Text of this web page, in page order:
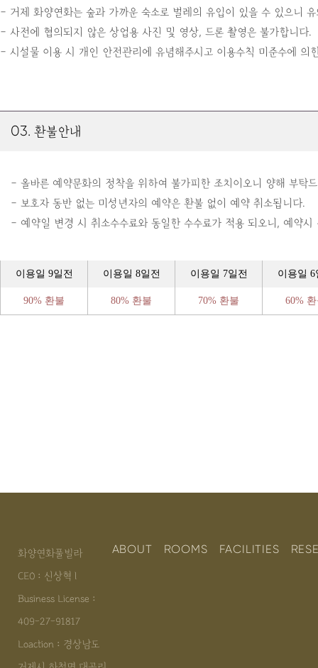
- 거제 화양연화는 숲과 가까운 숙소로 벌레의 유입이 있을 수 있으니
- 사전에 협의되지 않은 상업용 사진 및 영상, 드론 촬영은 불가합니다.
- 시설물 이용 시 개인 안전관리에 유념해주시고 이용수칙 미준수에
03. 환불안내
- 올바른 예약문화의 정착을 위하여 불가피한 조치이오니 양해 부탁
- 보호자 동반 없는 미성년자의 예약은 환불 없이 예약 취소됩니다.
- 예약일 변경 시 취소수수료와 동일한 수수료가 적용 되오니, 예약
이용일 9일전 이용일 8일전 이용일 7일전 이용일 6
90% 환불 80% 환불 70% 환불 60%
화양연화풀빌라
CEO : 신상혁 l
Business License :
409-27-91817
Loaction : 경상남도
ABOUT ROOMS FACILITIES